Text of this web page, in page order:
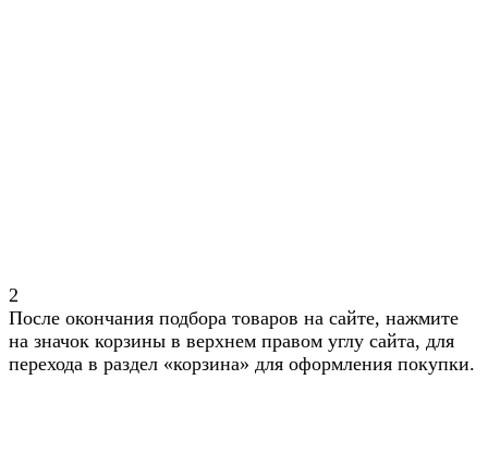
2
После окончания подбора товаров на сайте, нажмите
на значок корзины в верхнем правом углу сайта, для
перехода в раздел «корзина» для оформления покупки.